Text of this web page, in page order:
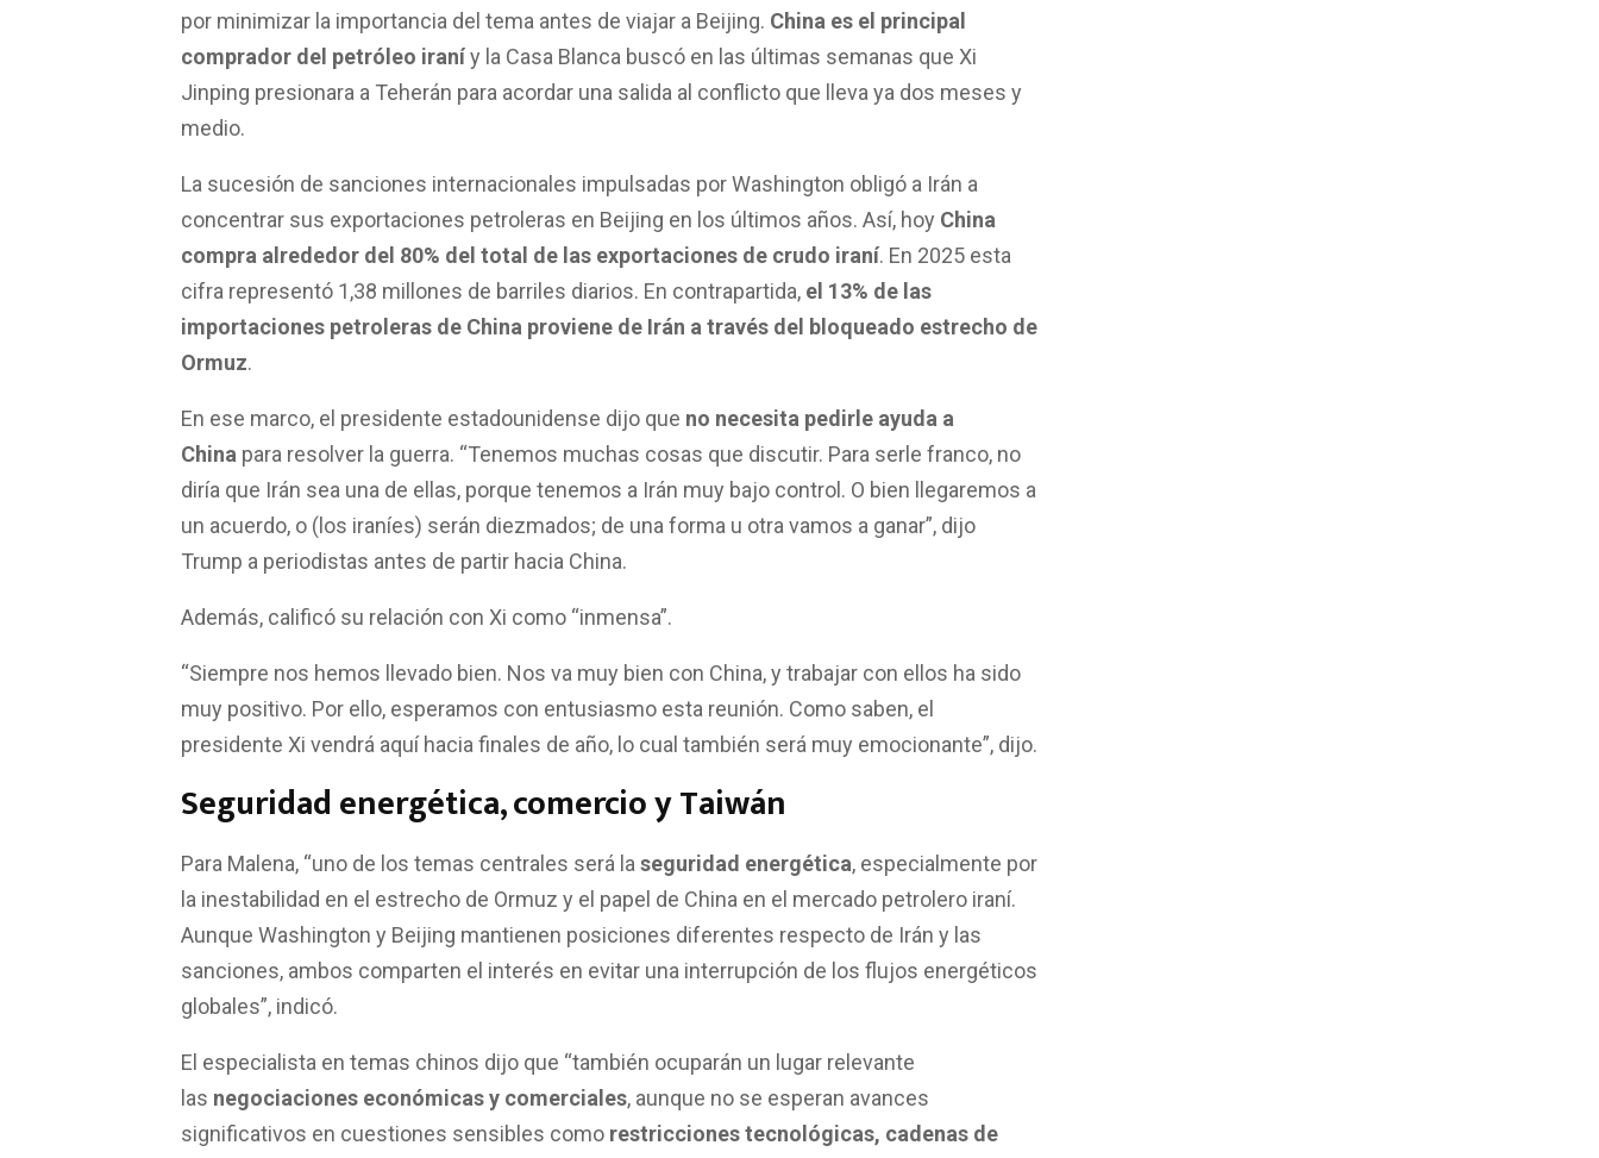
por minimizar la importancia del tema antes de viajar a Beijing. China es el principal
comprador del petróleo iraníy la Casa Blanca buscó en las últimas semanas que Xi
Jinping presionara a Teherán para acordar una salida al conflicto que lleva ya dos meses y
medio.
La sucesión de sanciones internacionales impulsadas por Washington obligó a Irán a
concentrar sus exportaciones petroleras en Beijing en los últimos años. Así, hoy China
compra alrededor del 80% del total de las exportaciones de crudo iraní. En 2025 esta
cifra representó 1,38 millones de barriles diarios. En contrapartida, el 13% de las
importaciones petroleras de China proviene de Irán a través del bloqueado estrecho de
Ormuz.
En ese marco, el presidente estadounidense dijo que no necesita pedirle ayuda a
China para resolver la guerra. “Tenemos muchas cosas que discutir. Para serle franco, no
diría que Irán sea una de ellas, porque tenemos a Irán muy bajo control. O bien llegaremos a
un acuerdo, o (los iraníes) serán diezmados; de una forma u otra vamos a ganar”, dijo
Trump a periodistas antes de partir hacia China.
Además, calificó su relación con Xi como “inmensa”.
“Siempre nos hemos llevado bien. Nos va muy bien con China, y trabajar con ellos ha sido
muy positivo. Por ello, esperamos con entusiasmo esta reunión. Como saben, el
presidente Xi vendrá aquí hacia finales de año, lo cual también será muy emocionante”, dijo.
Seguridad energética, comercio y Taiwán
Para Malena, “uno de los temas centrales será la seguridad energética, especialmente por
la inestabilidad en el estrecho de Ormuz y el papel de China en el mercado petrolero iraní.
Aunque Washington y Beijing mantienen posiciones diferentes respecto de Irán y las
sanciones, ambos comparten el interés en evitar una interrupción de los flujos energéticos
globales”, indicó.
El especialista en temas chinos dijo que “también ocuparán un lugar relevante
las negociaciones económicas y comerciales, aunque no se esperan avances
significativos en cuestiones sensibles como restricciones tecnológicas, cadenas de